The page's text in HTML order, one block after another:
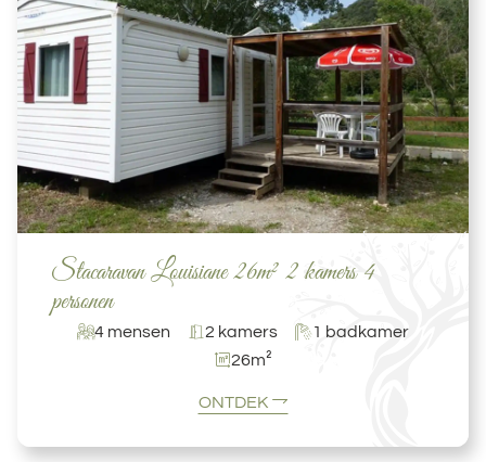
Stacaravan Louisiane 26m² 2 kamers 4
personen
4 mensen 2 kamers
1 badkamer
26m²
ONTDEK